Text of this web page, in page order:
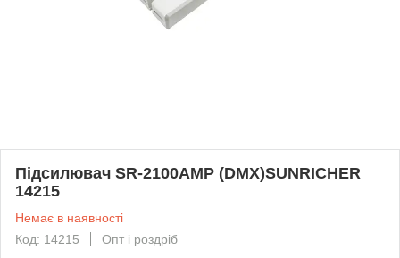
Підсилювач SR-2100AMP (DMX)SUNRICHER
14215
Немає в наявності
Код: 14215
Опт і роздріб